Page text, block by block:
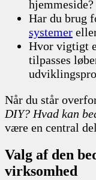
hjemmeside?
Har du brug
systemer
Hvor vigtigt
tilpasses
Når du står
DIY? Hvad kan
være en central
Valg af den
virksomhed